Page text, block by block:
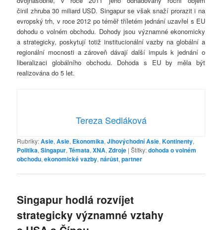
činil zhruba 30 miliard USD. Singapur se však snaží prorazit i na
evropský trh, v roce 2012 po téměř tříletém jednání uzavřel s EU
dohodu o volném obchodu. Dohody jsou významné ekonomicky
a strategicky, poskytují totiž institucionální vazby na globální a
regionální mocnosti a zároveň dávají další impuls k jednání o
liberalizaci globálního obchodu. Dohoda s EU by měla být
realizována do 5 let.
Tereza Sedláková
Rubriky:Asie,Asie, Ekonomika,Jihovýchodní Asie,Kontinenty,
Politika,Singapur,Témata,XNA,Zdroje |Štítky:dohoda o volném
obchodu,ekonomické vazby,nárůst,partner
Singapur hodlá rozvíjet
strategicky významné vztahy